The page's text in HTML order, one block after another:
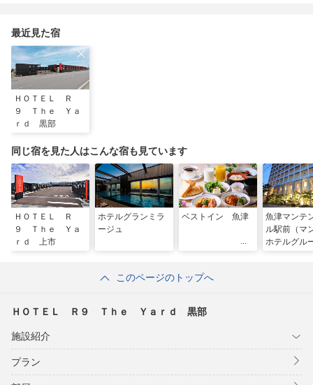
最近見た宿
ＨＯＴＥＬ Ｒ
９ Ｔｈｅ Ｙａ
ｒｄ 黒部
同じ宿を見た人はこんな宿も見ています
ＨＯＴＥＬ Ｒ
９ Ｔｈｅ Ｙａ
ｒｄ 上市
ホテルグランミラ
ージュ
ベストイン 魚津
魚津マンテ
ル駅前（マ
ホテルグル
このページのトップへ
ＨＯＴＥＬ Ｒ９ Ｔｈｅ Ｙａｒｄ 黒部
施設紹介
プラン